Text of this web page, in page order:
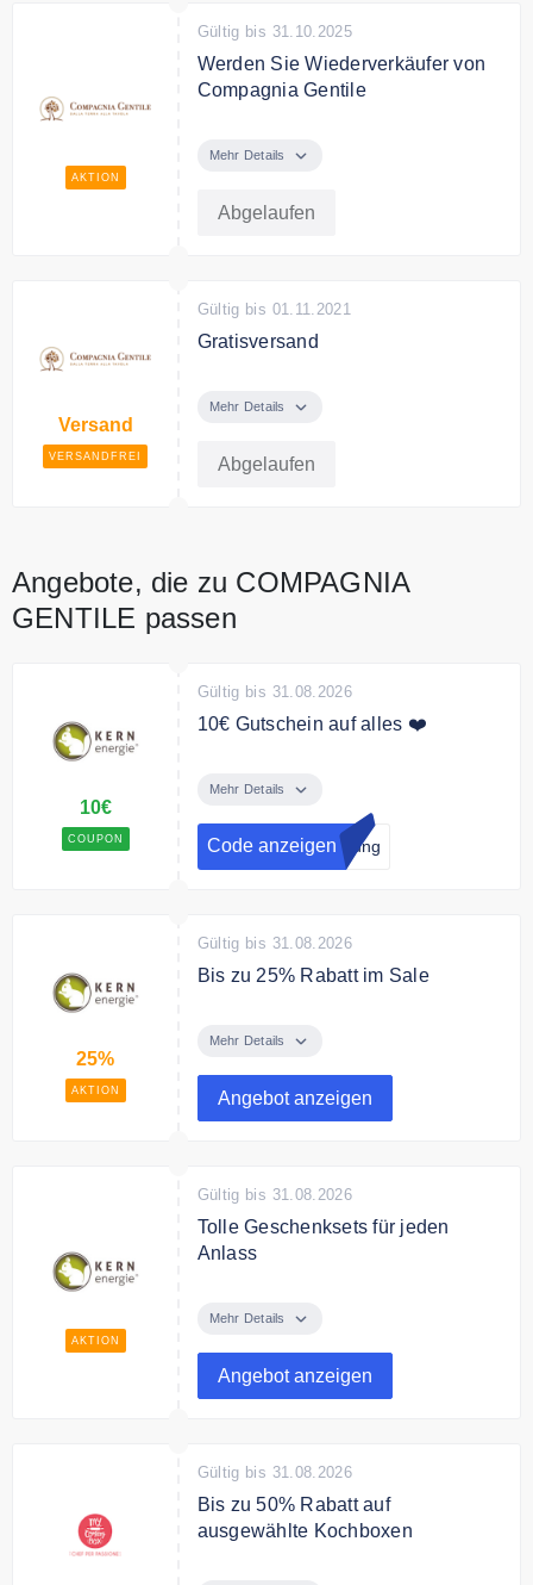
AKTION
Gültig bis 31.10.2025
Werden Sie Wiederverkäufer von
Compagnia Gentile
iventa-rivenditore/
Füllen Sie den Formular ein um
Mehr Details
Abgelaufen
Versand
VERSANDFREI
Gültig bis 01.11.2021
Gratisversand
bis zum 30. September 2021
Versandkosten kostenlos !!
Mehr Details
Abgelaufen
Angebote, die zu COMPAGNIA
GENTILE passen
10€
COUPON
Gültig bis 31.08.2026
10€ Gutschein auf alles ❤️
bei Newsletter Anmeldung. Folge
Mehr Details
Code anzeigen dung
25%
AKTION
Gültig bis 31.08.2026
Bis zu 25% Rabatt im Sale
Produkte un Bundles.
Mehr Details
Angebot anzeigen
AKTION
Gültig bis 31.08.2026
Tolle Geschenksets für jeden
Anlass
Geschenksets für jeden Anlass
Mehr Details
Angebot anzeigen
Gültig bis 31.08.2026
Bis zu 50% Rabatt auf
ausgewählte Kochboxen